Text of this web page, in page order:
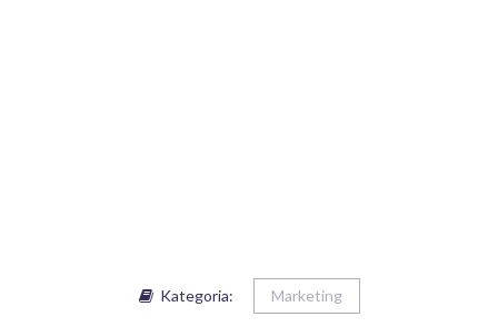
Kategoria: Marketing